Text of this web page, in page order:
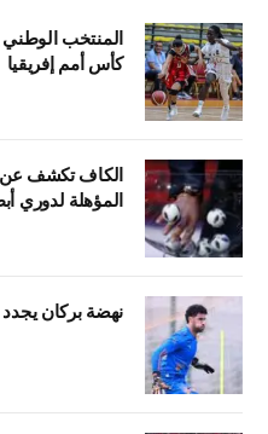
المنتخب الوطني
كأس أمم إفريقيا
الكاف تكشف عن
المؤهلة لدوري
نهضة بركان